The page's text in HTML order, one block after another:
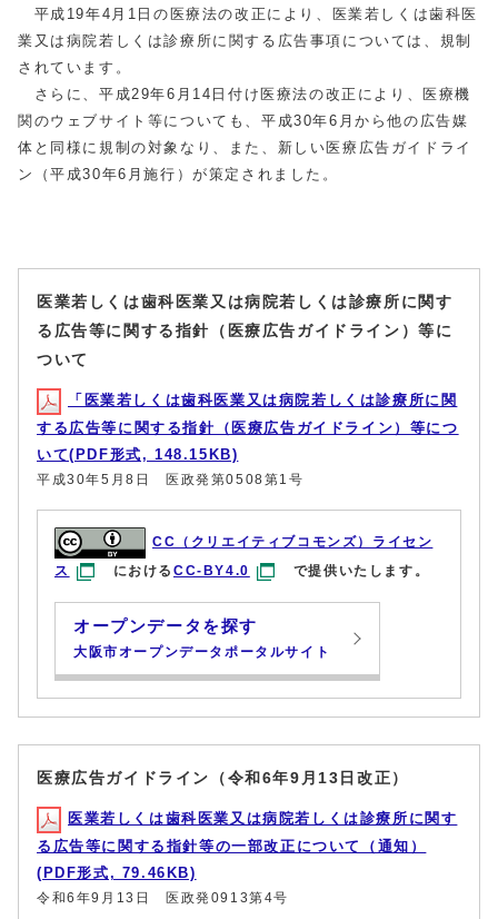
平成19年4月1日の医療法の改正により、医業若しくは歯科医
業又は病院若しくは診療所に関する広告事項については、規制
されています。
さらに、平成29年6月14日付け医療法の改正により、医療機
関のウェブサイト等についても、平成30年6月から他の広告媒
体と同様に規制の対象なり、また、新しい医療広告ガイドライ
ン（平成30年6月施行）が策定されました。
医業若しくは歯科医業又は病院若しくは診療所に関す
る広告等に関する指針（医療広告ガイドライン）等に
ついて
「医業若しくは歯科医業又は病院若しくは診療所に関
する広告等に関する指針（医療広告ガイドライン）等につ
いて(PDF形式, 148.15KB)
平成30年5月8日 医政発第0508第1号
CC（クリエイティブコモンズ）ライセン
ス
におけるCC-BY4.0 で提供いたします。
オープンデータを探す
大阪市オープンデータポータルサイト
医療広告ガイドライン（令和6年9月13日改正）
医業若しくは歯科医業又は病院若しくは診療所に関す
る広告等に関する指針等の一部改正について（通知）
(PDF形式, 79.46KB)
令和6年9月13日 医政発0913第4号